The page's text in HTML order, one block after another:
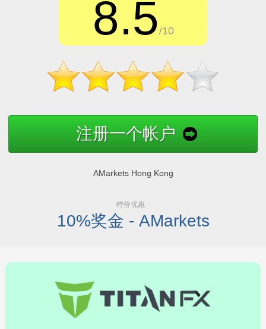
8.5/10
注册一个帐户
AMarkets Hong Kong
特价优惠
10%奖金 - AMarkets